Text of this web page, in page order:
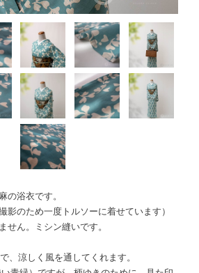
の浴衣です。
影のため一度トルソーに着せています）
せん。ミシン縫いです。
、涼しく風を通してくれます。